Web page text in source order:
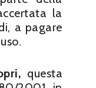
la
a pagare
questa